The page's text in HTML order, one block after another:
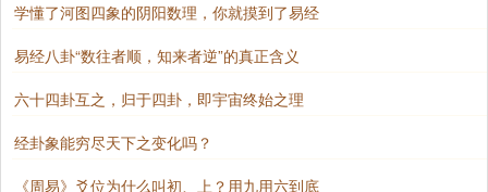
学懂了河图四象的阴阳数理，你就摸到了易经
易经八卦“数往者顺，知来者逆”的真正含义
六十四卦互之，归于四卦，即宇宙终始之理
经卦象能穷尽天下之变化吗？
《周易》爻位为什么叫初、上？用九用六到底